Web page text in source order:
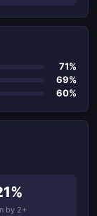
71%
69%
60%
by 2+